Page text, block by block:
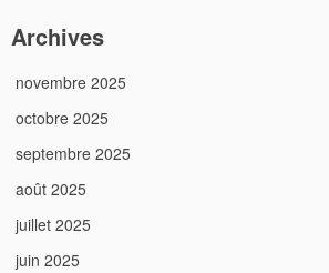
Archives
novembre 2025
octobre 2025
septembre 2025
août 2025
juillet 2025
juin 2025